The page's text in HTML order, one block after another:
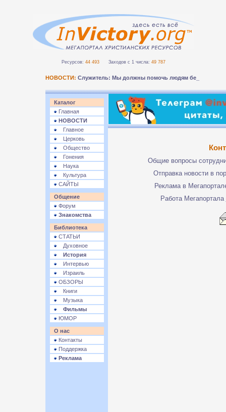
Ресурсов: 44 493 Заходов с 1 числа: 49 787
НОВОСТИ: Служитель: Мы должны помочь людям безопасн_
Каталог
Главная
НОВОСТИ
Главное
Церковь
Общество
Гонения
Наука
Культура
САЙТЫ
Общение
Форум
Знакомства
Библиотека
СТАТЬИ
Духовное
История
Интервью
Израиль
ОБЗОРЫ
Книги
Музыка
Фильмы
ЮМОР
О нас
Контакты
Поддержка
Реклама
Общие вопросы
Отправка новости в
Реклама в
Работа Мегапортала